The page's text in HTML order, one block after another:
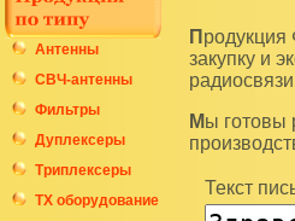
Антенны
СВЧ-антенны
Фильтры
Дуплексеры
Триплексеры
ТХ оборудование
Продукция Фирмы Радиал является высокотехнологичным оборудованием и подразумевает
закупку и
Мы готовы рассчитать стоимость интересующих вас изделий по последним ценам нашего
Текст